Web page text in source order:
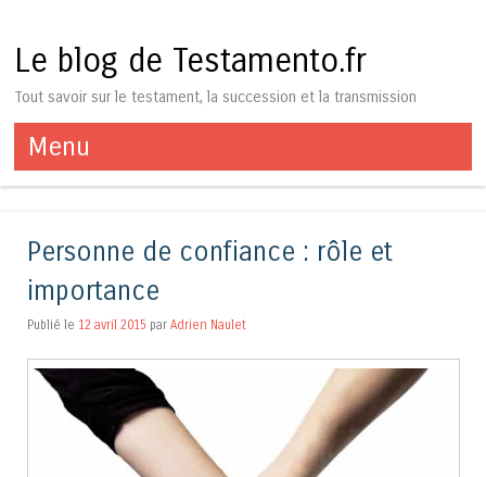
Le blog de Testamento.fr
Tout savoir sur le testament, la succession et la transmission
Menu
Aller au contenu
Personne de confiance : rôle et
importance
Publié le 12 avril 2015 par Adrien Naulet